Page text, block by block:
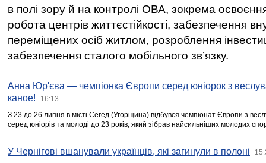
в полі зору й на контролі ОВА, зокрема освоєння
робота центрів життєстійкості, забезпечення
переміщених осіб житлом, розроблення
забезпечення сталого мобільного зв’язку.
Анна Юр'єва — чемпіонка Європи серед юніорок з
каное!
16:13
З 23 до 26 липня в місті Сегед (Угорщина) відбувся чемпіонат Європи з
серед юніорів та молоді до 23 років, який зібрав найсильніших молодих
У Чернігові вшанували українців, які загинули в полоні